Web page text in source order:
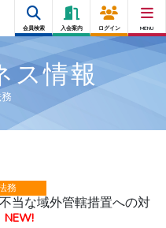
会員検索 入会案内 ログイン MENU
ス情報
務
当な域外管轄措置への対
NEW!